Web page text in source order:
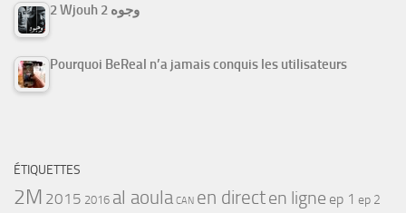
2 Wjouh 2 وجوه
Pourquoi BeReal n’a jamais conquis les utilisateurs
ÉTIQUETTES
2M 2015 2016 al aoula CAN en directen ligne ep 1 ep 2